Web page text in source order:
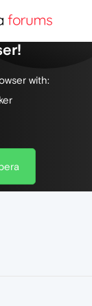
web, with
with: